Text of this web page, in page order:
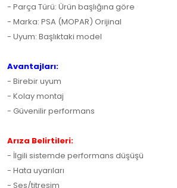
- Parça Türü: Ürün başlığına göre
- Marka: PSA (MOPAR) Orijinal
- Uyum: Başlıktaki model
Avantajları:
- Birebir uyum
- Kolay montaj
- Güvenilir performans
Arıza Belirtileri:
- İlgili sistemde performans düşüşü
- Hata uyarıları
- Ses/titreşim